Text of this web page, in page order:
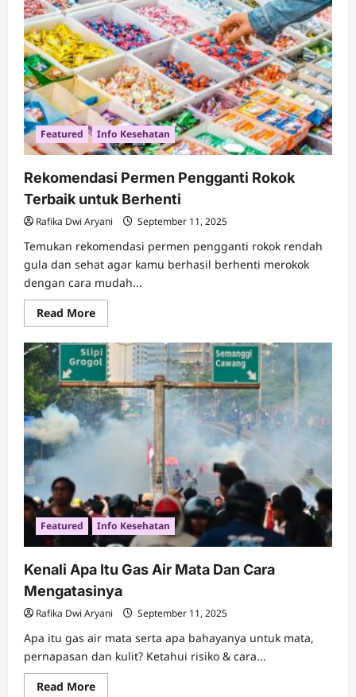
Hikmahnya
Featured Info Kesehatan
Rekomendasi Permen Pengganti Rokok
Terbaik untuk Berhenti
Rafika Dwi Aryani September 11, 2025
Temukan rekomendasi permen pengganti rokok rendah
gula dan sehat agar kamu berhasil berhenti merokok
dengan cara mudah...
Read MoreRead
more
Rekomendasi
Permen
Pengganti
Rokok
Terbaik
untuk
Berhenti
Featured Info Kesehatan
Kenali Apa Itu Gas Air Mata Dan Cara
Mengatasinya
Rafika Dwi Aryani September 11, 2025
Apa itu gas air mata serta apa bahayanya untuk mata,
pernapasan dan kulit? Ketahui risiko & cara...
Read MoreRead